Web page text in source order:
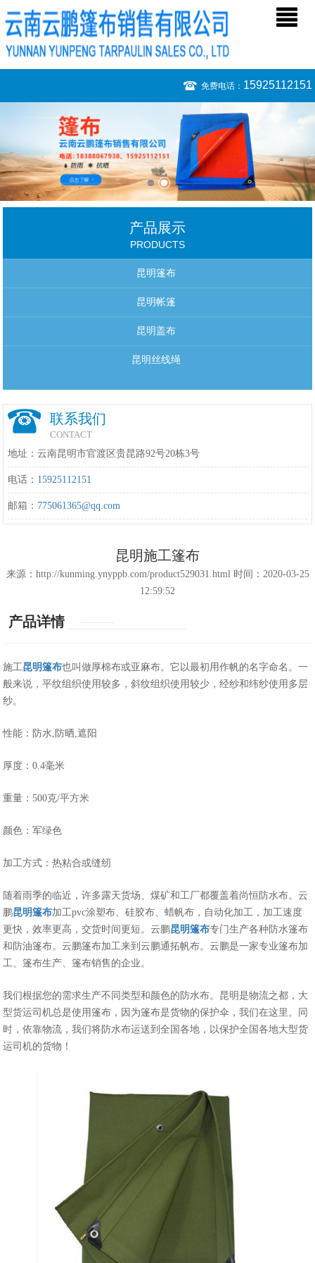
免费电话： 15925112151
产品展示
PRODUCTS
昆明篷布
昆明帐篷
昆明盖布
昆明丝线绳
联系我们
CONTACT
地址：云南昆明市官渡区贵昆路92号20栋3号
电话： 15925112151
邮箱： 775061365@qq.com
昆明施工篷布
来源：http://kunming.ynyppb.com/product529031.html 时间：2020-03-25
12:59:52
产品详情
施工昆明篷布也叫做厚棉布或亚麻布。它以最初用作帆的名字命名。一
般来说，平纹组织使用较多，斜纹组织使用较少，经纱和纬纱使用多层
纱。
性能：防水,防晒,遮阳
厚度：0.4毫米
重量：500克/平方米
颜色：军绿色
加工方式：热粘合或缝纫
随着雨季的临近，许多露天货场、煤矿和工厂都覆盖着尚恒防水布。云
鹏昆明篷布加工pvc涂塑布、硅胶布、蜡帆布，自动化加工，加工速度
更快，效率更高，交货时间更短。云鹏昆明篷布专门生产各种防水篷布
和防油篷布。云鹏篷布加工来到云鹏通拓帆布。云鹏是一家专业篷布加
工、篷布生产、篷布销售的企业。
我们根据您的需求生产不同类型和颜色的防水布。昆明是物流之都，大
型货运司机总是使用篷布，因为篷布是货物的保护伞，我们在这里。同
时，依靠物流，我们将防水布运送到全国各地，以保护全国各地大型货
运司机的货物！